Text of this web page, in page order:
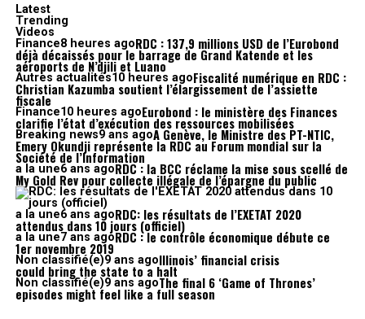
Latest
Trending
Videos
Finance8 heures agoRDC : 137,9 millions USD de l’Eurobond
déjà décaissés pour le barrage de Grand Katende et les
aéroports de N’djili et Luano
Autres actualités10 heures agoFiscalité numérique en RDC :
Christian Kazumba soutient l’élargissement de l’assiette
fiscale
Finance10 heures agoEurobond : le ministère des Finances
clarifie l’état d’exécution des ressources mobilisées
Breaking news9 ans agoA Genève, le Ministre des PT-NTIC,
Emery Okundji représente la RDC au Forum mondial sur la
Société de l’Information
a la une6 ans agoRDC : la BCC réclame la mise sous scellé de
My Gold Rev pour collecte illégale de l’épargne du public
a la une6 ans agoRDC: les résultats de l’EXETAT 2020
attendus dans 10 jours (officiel)
a la une7 ans agoRDC : le contrôle économique débute ce
1er novembre 2019
Non classifié(e)9 ans agoIllinois’ financial crisis
could bring the state to a halt
Non classifié(e)9 ans agoThe final 6 ‘Game of Thrones’
episodes might feel like a full season